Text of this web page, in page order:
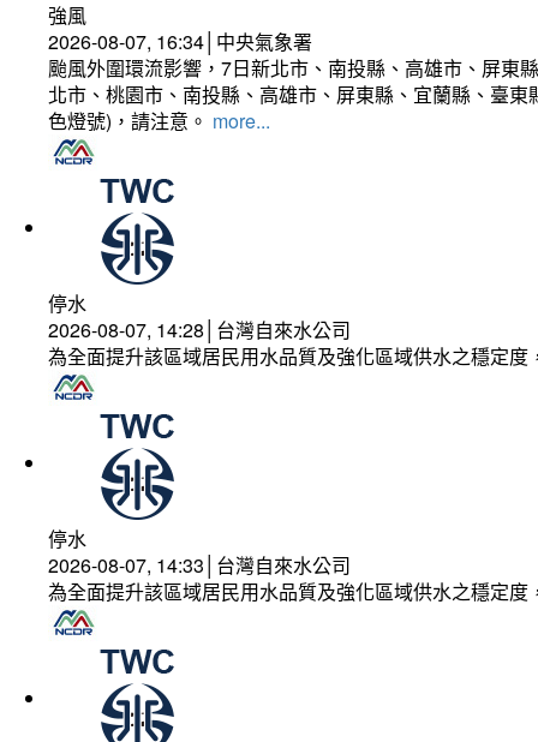
強風
2026-08-07, 16:34│中央氣象署
颱風外圍環流影響，7日新北市、南投縣、高雄市、屏東
北市、桃園市、南投縣、高雄市、屏東縣、宜蘭縣、臺
色燈號)，請注意。 more...
停水
2026-08-07, 14:28│台灣自來水公司
為全面提升該區域居民用水品質及強化區域供水之穩定
停水
2026-08-07, 14:33│台灣自來水公司
為全面提升該區域居民用水品質及強化區域供水之穩定